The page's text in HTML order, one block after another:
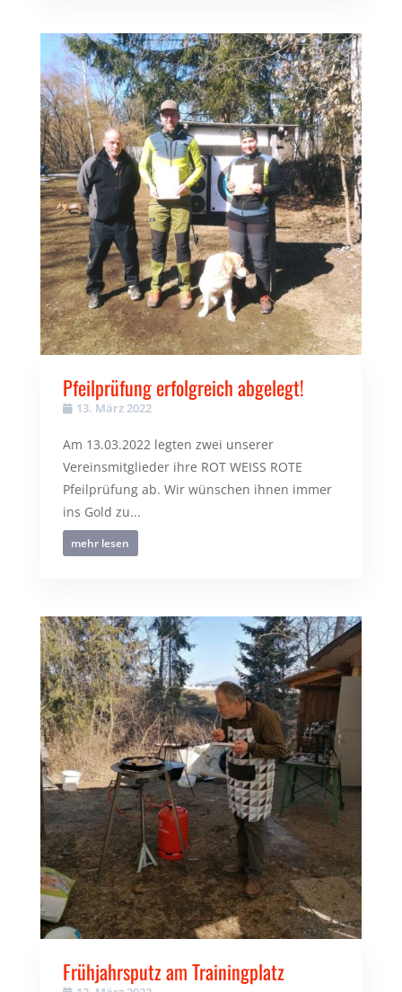
Pfeilprüfung erfolgreich abgelegt!
13. März 2022
Am 13.03.2022 legten zwei unserer
Vereinsmitglieder ihre ROT WEISS ROTE
Pfeilprüfung ab. Wir wünschen ihnen immer
ins Gold zu...
mehr lesen
Frühjahrsputz am Trainingplatz